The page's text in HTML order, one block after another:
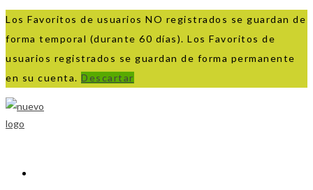
Los Favoritos de usuarios NO registrados se guardan de
forma temporal (durante 60 días). Los Favoritos de
usuarios registrados se guardan de forma permanente
en su cuenta. Descartar
Ir
al